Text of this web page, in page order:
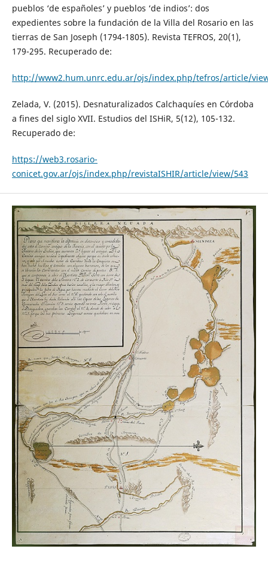
pueblos ‘de españoles’ y pueblos ‘de indios’: dos
expedientes sobre la fundación de la Villa del Rosario en las
tierras de San Joseph (1794-1805). Revista TEFROS, 20(1),
179-295. Recuperado de:
http://www2.hum.unrc.edu.ar/ojs/index.php/tefros/article/
Zelada, V. (2015). Desnaturalizados Calchaquíes en Córdoba
a fines del siglo XVII. Estudios del ISHiR, 5(12), 105-132.
Recuperado de:
https://web3.rosario-
conicet.gov.ar/ojs/index.php/revistaISHIR/article/view/543